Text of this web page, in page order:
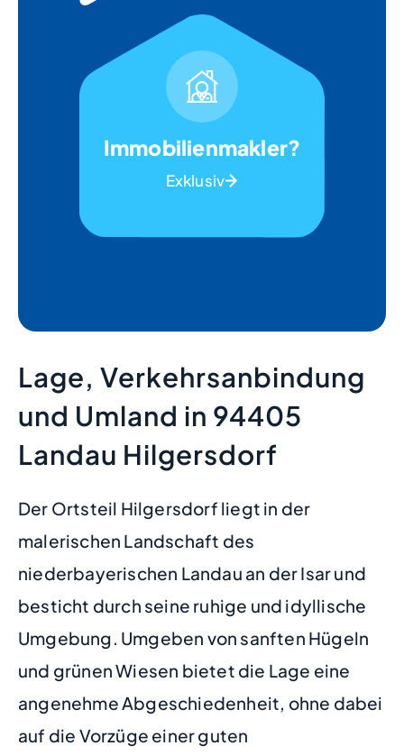
Immobilienmakler?
Exklusiv
Lage, Verkehrsanbindung
und Umland in 94405
Landau Hilgersdorf
Der Ortsteil Hilgersdorf liegt in der
malerischen Landschaft des
niederbayerischen Landau an der Isar und
besticht durch seine ruhige und idyllische
Umgebung. Umgeben von sanften Hügeln
und grünen Wiesen bietet die Lage eine
angenehme Abgeschiedenheit, ohne dabei
auf die Vorzüge einer guten